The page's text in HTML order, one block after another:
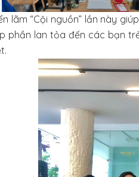
lãm “Cội nguồn” lần này
phần lan tỏa đến các bạn